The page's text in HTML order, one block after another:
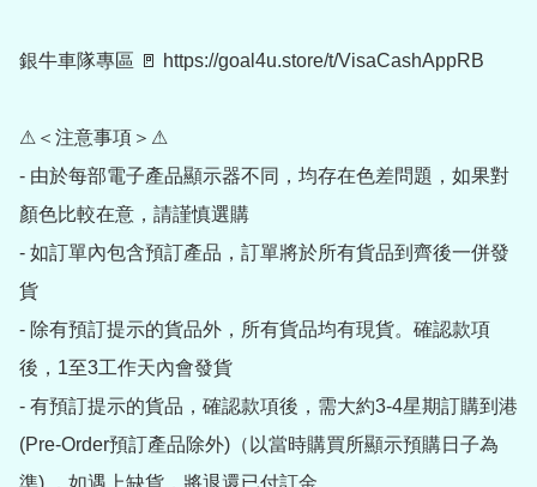
銀牛車隊專區 🚪 https://goal4u.store/t/VisaCashAppRB
⚠＜注意事項＞⚠
- 由於每部電子產品顯示器不同，均存在色差問題，如果對
顏色比較在意，請謹慎選購
- 如訂單內包含預訂產品，訂單將於所有貨品到齊後一併發
貨
- 除有預訂提示的貨品外，所有貨品均有現貨。確認款項
後，1至3工作天內會發貨
- 有預訂提示的貨品，確認款項後，需大約3-4星期訂購到港
(Pre-Order預訂產品除外)（以當時購買所顯示預購日子為